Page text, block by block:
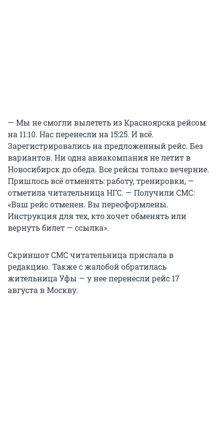
— Мы не смогли вылететь из Красноярска рейсом
на 11:10. Нас перенесли на 15:25. И всё.
Зарегистрировались на предложенный рейс. Без
вариантов. Ни одна авиакомпания не летит в
Новосибирск до обеда. Все рейсы только вечерние.
Пришлось всё отменять: работу, тренировки, —
отметила читательница НГС. — Получили СМС:
«Ваш рейс отменен. Вы переоформлены.
Инструкция для тех, кто хочет обменять или
вернуть билет — ссылка».
Скриншот СМС читательница прислала в
редакцию. Также с жалобой обратилась
жительница Уфы — у нее перенесли рейс 17
августа в Москву.